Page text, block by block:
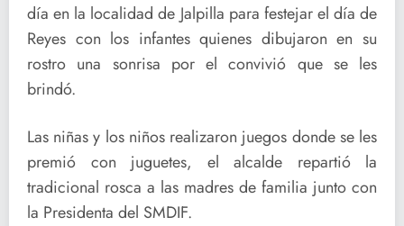
día en la localidad de Jalpilla para festejar el día de
Reyes con los infantes quienes dibujaron en su
rostro una sonrisa por el convivió que se les
brindó.
Las niñas y los niños realizaron juegos donde se les
premió con juguetes, el alcalde repartió la
tradicional rosca a las madres de familia junto con
la Presidenta del SMDIF.